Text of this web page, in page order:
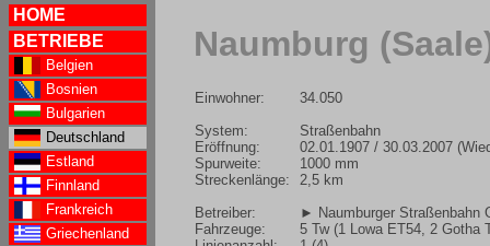
HOME
BETRIEBE
Belgien
Bosnien
Bulgarien
Deutschland
Estland
Finnland
Frankreich
Griechenland
Naumburg
Einwohner:
System:
Eröffnung:
Spurweite:
Streckenlänge:
Betreiber:
Fahrzeuge:
34.050
Straßenbahn
02.01.1907 / 30.03.2007
1000 mm
2,5 km
► Naumburger Straßenbahn
5 Tw (1 Lowa ET54, 2 Gotha